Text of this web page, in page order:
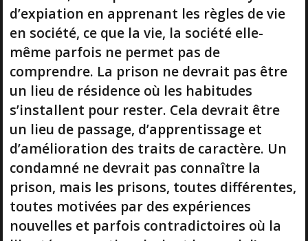
d’expiation en apprenant les règles de vie
en société, ce que la vie, la société elle-
même parfois ne permet pas de
comprendre. La prison ne devrait pas être
un lieu de résidence où les habitudes
s’installent pour rester. Cela devrait être
un lieu de passage, d’apprentissage et
d’amélioration des traits de caractère. Un
condamné ne devrait pas connaître la
prison, mais les prisons, toutes différentes,
toutes motivées par des expériences
nouvelles et parfois contradictoires où la